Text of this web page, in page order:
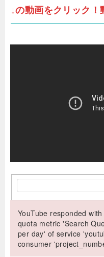
↓の動画をクリック！
YouTube responded
quota metric 'Search
per day' of service
consumer